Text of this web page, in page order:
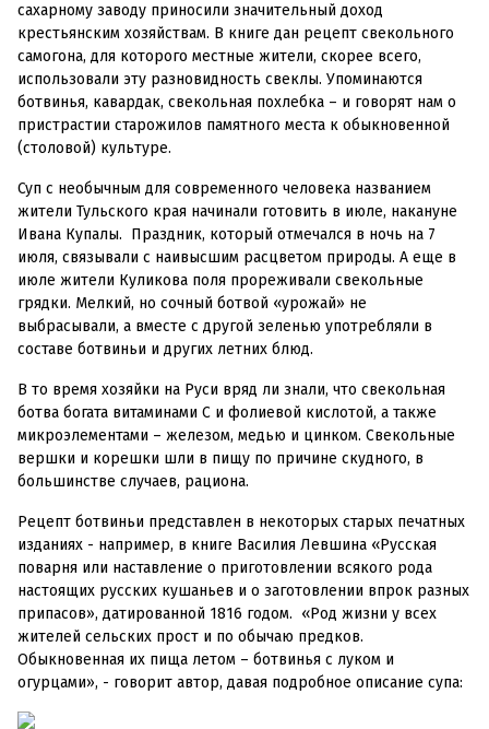
сахарному заводу приносили значительный доход
крестьянским хозяйствам. В книге дан рецепт свекольного
самогона, для которого местные жители, скорее всего,
использовали эту разновидность свеклы. Упоминаются
ботвинья, кавардак, свекольная похлебка – и говорят нам о
пристрастии старожилов памятного места к обыкновенной
(столовой) культуре.
Суп с необычным для современного человека названием
жители Тульского края начинали готовить в июле, накануне
Ивана Купалы. Праздник, который отмечался в ночь на 7
июля, связывали c наивысшим расцветом природы. А еще в
июле жители Куликова поля прореживали свекольные
грядки. Мелкий, но сочный ботвой «урожай» не
выбрасывали, а вместе с другой зеленью употребляли в
составе ботвиньи и других летних блюд.
В то время хозяйки на Руси вряд ли знали, что свекольная
ботва богата витаминами С и фолиевой кислотой, а также
микроэлементами – железом, медью и цинком. Свекольные
вершки и корешки шли в пищу по причине скудного, в
большинстве случаев, рациона.
Рецепт ботвиньи представлен в некоторых старых печатных
изданиях - например, в книге Василия Левшина «Русская
поварня или наставление о приготовлении всякого рода
настоящих русских кушаньев и о заготовлении впрок разных
припасов», датированной 1816 годом. «Род жизни у всех
жителей сельских прост и по обычаю предков.
Обыкновенная их пища летом – ботвинья с луком и
огурцами», - говорит автор, давая подробное описание супа: